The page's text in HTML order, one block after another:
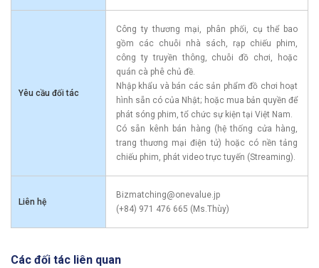
Yêu cầu đối tác
Công ty thương mại, phân phối, cụ thể bao
gồm các chuỗi nhà sách, rạp chiếu phim,
công ty truyền thông, chuỗi đồ chơi, hoặc
quán cà phê chủ đề.
Nhập khẩu và bán các sản phẩm đồ chơi hoạt
hình sẵn có của Nhật; hoặc mua bản quyền để
phát sóng phim, tổ chức sự kiện tại Việt Nam.
Có sẵn kênh bán hàng (hệ thống cửa hàng,
trang thương mại điện tử) hoặc có nền tảng
chiếu phim, phát video trực tuyến (Streaming).
Liên hệ
Bizmatching@onevalue.jp
(+84) 971 476 665 (Ms.Thùy)
Các đối tác liên quan